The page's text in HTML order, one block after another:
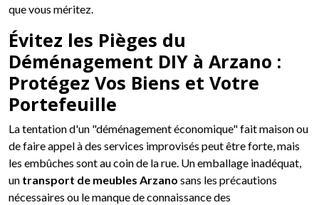
que vous méritez.
Évitez les Pièges du
Déménagement DIY à Arzano :
Protégez Vos Biens et Votre
Portefeuille
La tentation d'un "déménagement économique" fait maison ou
de faire appel à des services improvisés peut être forte, mais
les embûches sont au coin de la rue. Un emballage inadéquat,
un transport de meubles Arzano sans les précautions
nécessaires ou le manque de connaissance des